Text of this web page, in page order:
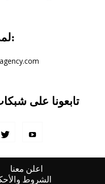
لمراسلتنا:
تابعونا على
اعلن معنا
الشروط